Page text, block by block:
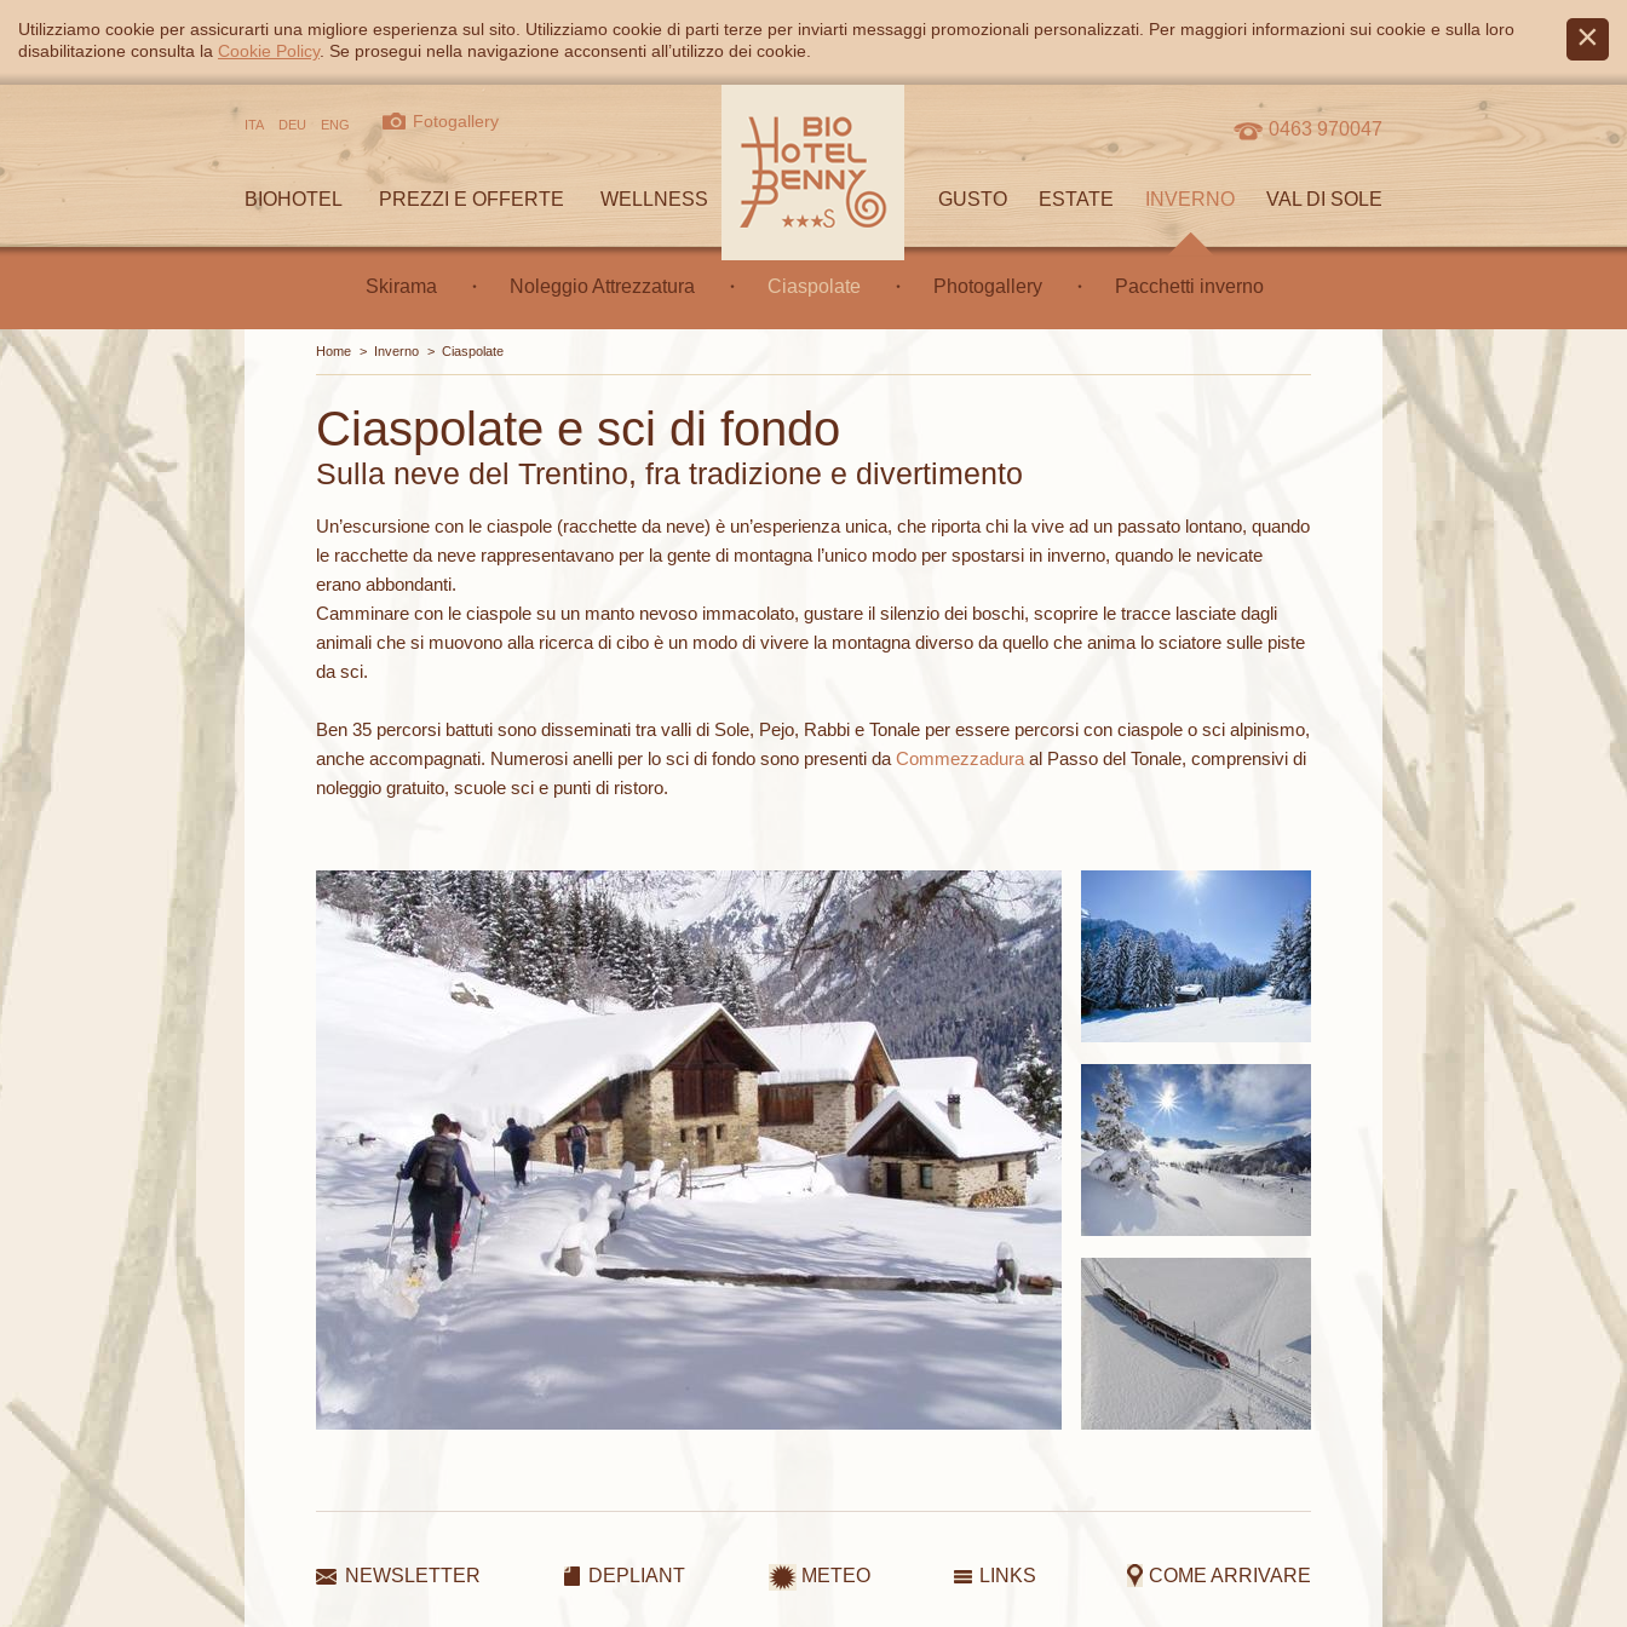
Utilizziamo cookie per assicurarti una migliore esperienza sul sito. Utilizziamo cookie di parti terze per inviarti messaggi promozionali personalizzati. Per maggiori informazioni sui cookie e sulla loro
disabilitazione consulta la Cookie Policy. Se prosegui nella navigazione acconsenti all’utilizzo dei cookie.
BIOHOTEL PREZZI E OFFERTE WELLNESS GUSTO ESTATE INVERNO VAL DI SOLE
Skirama Noleggio Attrezzatura Ciaspolate Photogallery Pacchetti inverno
ITA DEU ENG Fotogallery 0463 970047
Ciaspolate e sci di fondo
Sulla neve del Trentino, fra tradizione e divertimento
Un’escursione con le ciaspole (racchette da neve) è un’esperienza unica, che riporta chi la vive ad un passato lontano, quando
le racchette da neve rappresentavano per la gente di montagna l’unico modo per spostarsi in inverno, quando le nevicate
erano abbondanti.
Camminare con le ciaspole su un manto nevoso immacolato, gustare il silenzio dei boschi, scoprire le tracce lasciate dagli
animali che si muovono alla ricerca di cibo è un modo di vivere la montagna diverso da quello che anima lo sciatore sulle piste
da sci.
Ben 35 percorsi battuti sono disseminati tra valli di Sole, Pejo, Rabbi e Tonale per essere percorsi con ciaspole o sci alpinismo,
anche accompagnati. Numerosi anelli per lo sci di fondo sono presenti da Commezzadura al Passo del Tonale, comprensivi di
noleggio gratuito, scuole sci e punti di ristoro.
Home > Inverno > Ciaspolate
NEWSLETTER DEPLIANT METEO LINKS COME ARRIVARE